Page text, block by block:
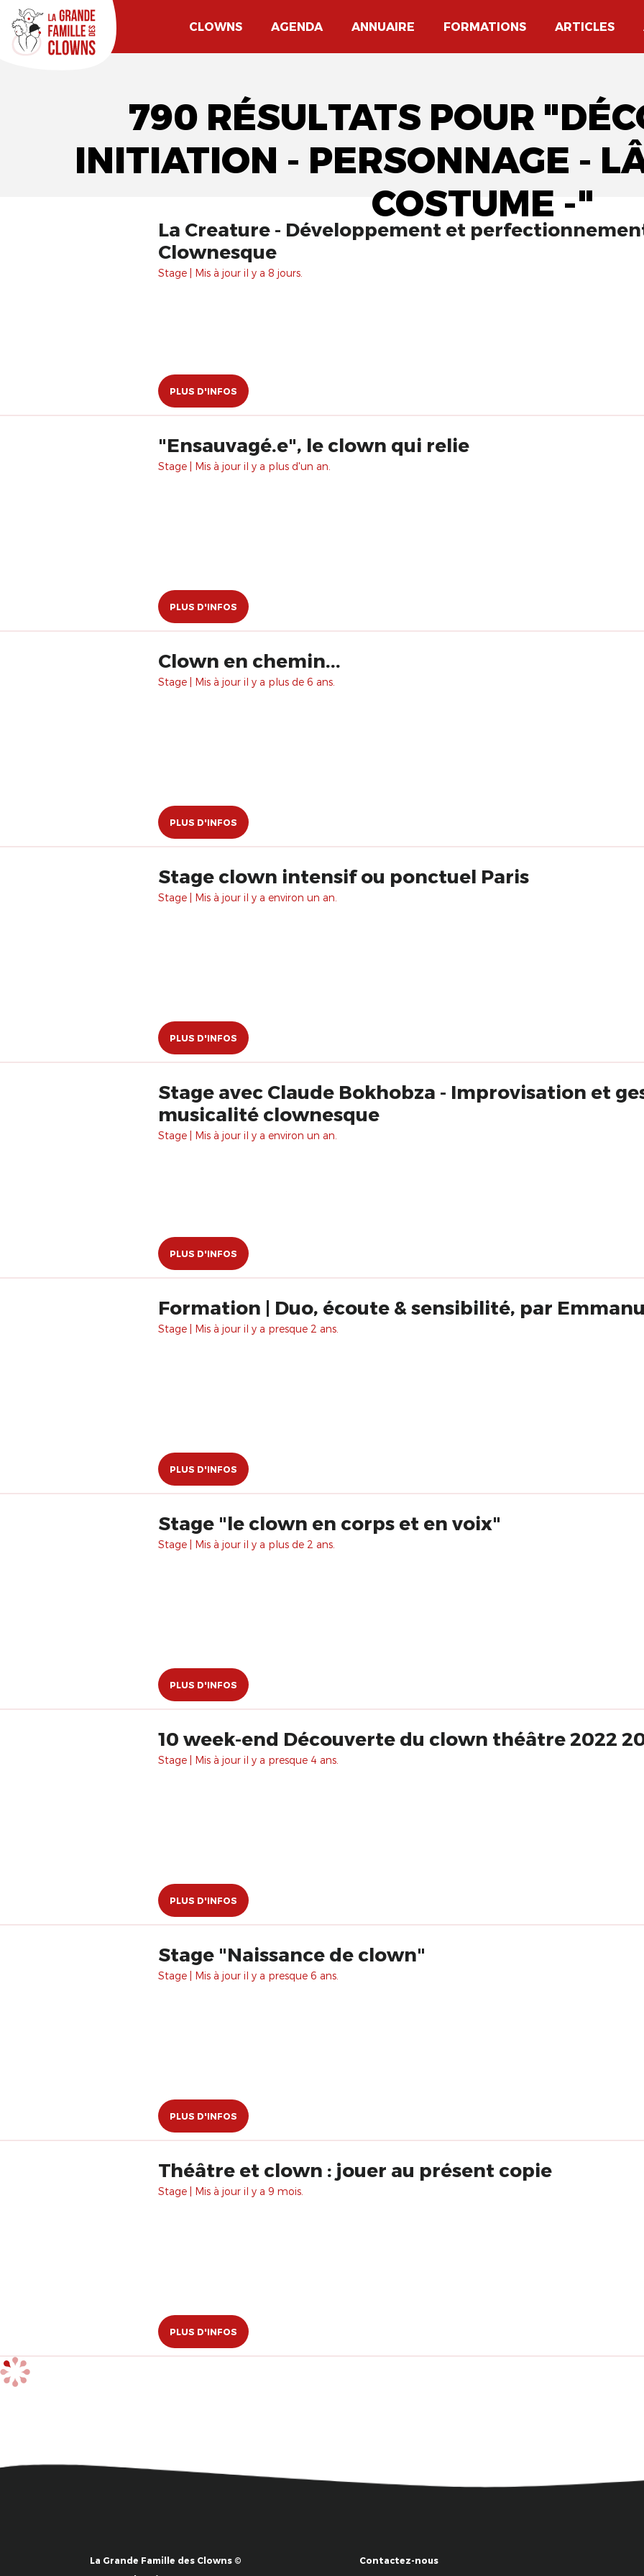
CLOWNS AGENDA ANNUAIRE FORMATIONS ARTICLES
790 RÉSULTATS POUR
INITIATION - PERSONNAGE -
COSTUME -"
La Creature - Développement et perfectionnement de l'art
Clownesque
Stage | Mis à jour il y a 8 jours.
PLUS D'INFOS
"Ensauvagé.e", le clown qui relie
Stage | Mis à jour il y a plus d'un an.
PLUS D'INFOS
Clown en chemin...
Stage | Mis à jour il y a plus de 6 ans.
PLUS D'INFOS
Stage clown intensif ou ponctuel Paris
Stage | Mis à jour il y a environ un an.
PLUS D'INFOS
Stage avec Claude Bokhobza - Improvisation et
musicalité clownesque
Stage | Mis à jour il y a environ un an.
PLUS D'INFOS
Formation | Duo, écoute & sensibilité, par
Stage | Mis à jour il y a presque 2 ans.
PLUS D'INFOS
Stage "le clown en corps et en voix"
Stage | Mis à jour il y a plus de 2 ans.
PLUS D'INFOS
10 week-end Découverte du clown théâtre 2022
Stage | Mis à jour il y a presque 4 ans.
PLUS D'INFOS
Stage "Naissance de clown"
Stage | Mis à jour il y a presque 6 ans.
PLUS D'INFOS
Théâtre et clown : jouer au présent copie
Stage | Mis à jour il y a 9 mois.
PLUS D'INFOS
La Grande Famille des Clowns ©
Contactez-nous